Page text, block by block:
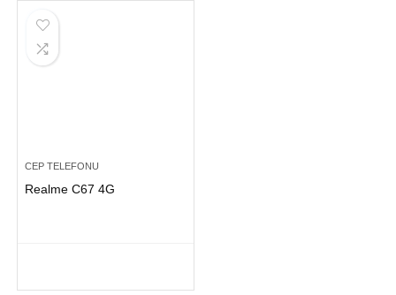
CEP TELEFONU
Realme C67 4G